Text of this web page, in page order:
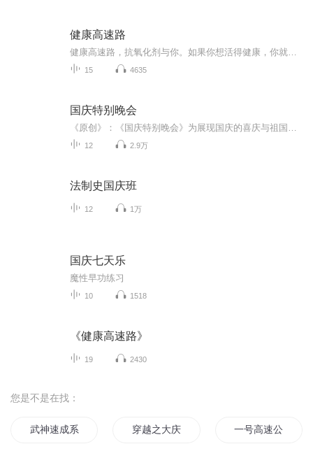
健康高速路
15 4635
国庆特别晚会
12 2.9万
法制史国庆班
12 1万
国庆七天乐
魔性早功练习
10 1518
《健康高速路》
19 2430
您是不是在找：
武神速成系统 穿越之大庆帝国 一号高速公路